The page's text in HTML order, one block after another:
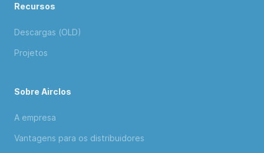
Recursos
Descargas (OLD)
Projetos
Sobre Airclos
A empresa
Vantagens para os distribuidores